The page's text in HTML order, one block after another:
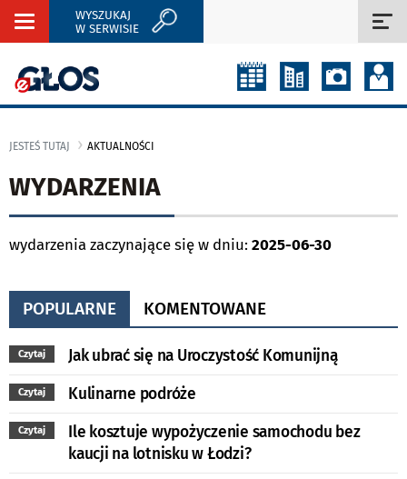
Rozwiń
WYSZUKAJ
W SERWISIE
JESTEŚ TUTAJ AKTUALNOŚCI
WYDARZENIA
wydarzenia zaczynające się w dniu: 2025-06-30
POPULARNE KOMENTOWANE
Czytaj Jak ubrać się na Uroczystość Komunijną
Czytaj Kulinarne podróże
Czytaj
Ile kosztuje wypożyczenie samochodu bez
kaucji na lotnisku w Łodzi?